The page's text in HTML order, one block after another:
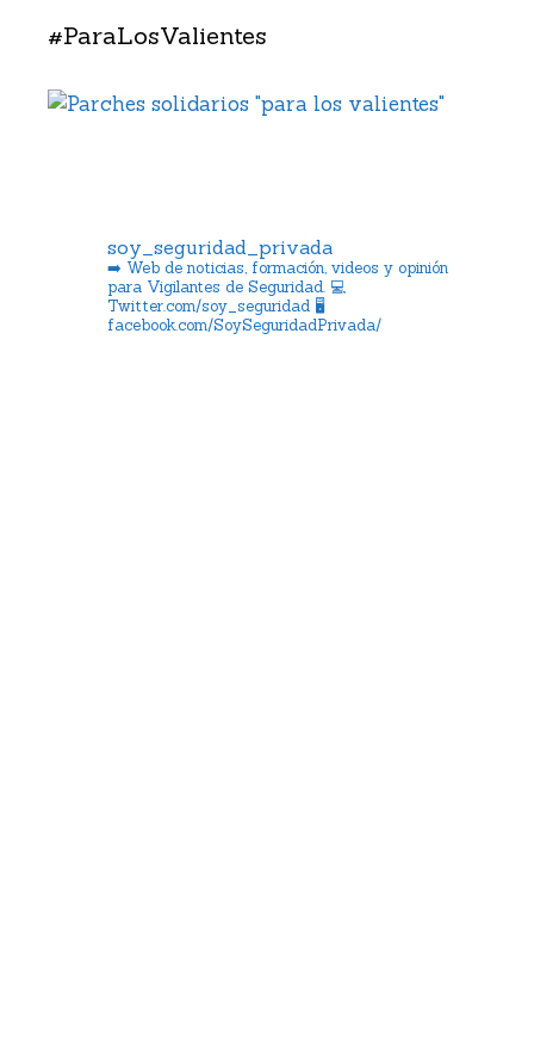
#ParaLosValientes
soy_seguridad_privada
➡️ Web de noticias, formación, videos y opinión
para Vigilantes de Seguridad. 💻
Twitter.com/soy_seguridad 🖥️
facebook.com/SoySeguridadPrivada/